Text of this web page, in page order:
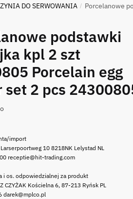
DO SERWOWANIA / Porcelanowe
podstawki
kpl 2 szt
Porcelain egg
set 2 pcs
import
Larserpoortweg 10 8218NK Lelystad NL
receptie@hit-trading.com
i os. odpowiedzialnej za produkt
CZYŻAK Kościelna 6, 87-213 Ryńsk PL
darek@mplco.pl